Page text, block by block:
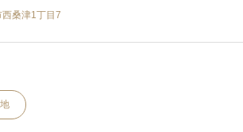
桑津1丁目7